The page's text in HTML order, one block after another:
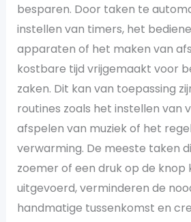
besparen. Door taken te
instellen van timers, het
apparaten of het maken van
kostbare tijd vrijgemaakt voor
zaken. Dit kan van toepassing
routines zoals het instellen van
afspelen van muziek of het
verwarming. De meeste taken
zoemer of een druk op de knop
uitgevoerd, verminderen de
handmatige tussenkomst en